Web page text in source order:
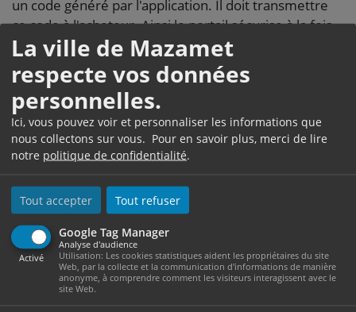
La ville de Mazamet
respecte vos données
personnelles.
Ici, vous pouvez voir et personnaliser les informations que
nous collectons sur vous. Pour en savoir plus, merci de lire
notre politique de confidentialité.
Tout accepter Tout refuser
Google Tag Manager
Activé
Analyse d'audience
Utilisation: Les cookies statistiques aident les propriétaires du site
Web, par la collecte et la communication d'informations de manière
anonyme, à comprendre comment les visiteurs interagissent avec le
site Web.
un code généré par l'application. Il doit transmettre
ce code à l'acheteur. Ainsi le portail sécurise à la fois
le consentement du vendeur et celui de l'acheteur.
Une fois que le vendeur a déclaré la vente et qu'il a
transmis le code de la transaction, l'acheteur doit
déclarer l'achat en ligne.
L'acheteur doit joindre à sa déclaration l'original et
une copie de la facture ou de l'acte de vente signés
lorsqu'il y en a).
Modèle de document
Modèle d'acte de vente d'un navire de plaisance
Accéder au modèle de document